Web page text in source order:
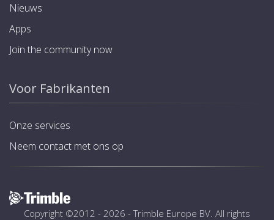
Nieuws
Apps
Join the community now
Voor Fabrikanten
Onze services
Neem contact met ons op
Copyright ©2012 - 2026 -Trimble Europe BV . All rights